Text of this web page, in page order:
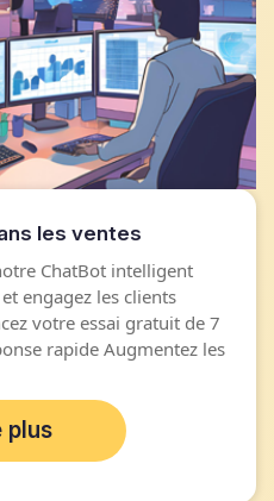
les ventes
ChatBot intelligent
engagez les clients
votre essai gratuit de 7
rapide Augmentez les
plus